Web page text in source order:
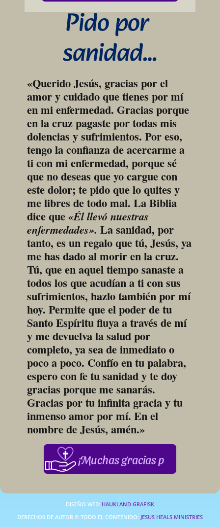
Pido por
sanidad…
«Querido Jesús, gracias por el
amor y cuidado que tienes por mí
en mi enfermedad. Gracias porque
en la cruz pagaste por todas mis
dolencias y sufrimientos. Por eso,
tengo la confianza de acercarme a
ti con mi enfermedad, porque sé
que no deseas que yo cargue con
este dolor; te pido que lo quites y
me libres de todo mal. La Biblia
dice que «Él llevó nuestras
enfermedades». La sanidad, por
tanto, es un regalo que tú, Jesús, ya
me has dado al morir en la cruz.
Tú, que en aquel tiempo sanaste a
todos los que acudían a ti con sus
sufrimientos, hazlo también por mí
hoy. Permite que el poder de tu
Santo Espíritu fluya a través de mí
y me devuelva la salud por
completo, ya sea de inmediato o
poco a poco. Confío en tu palabra,
espero con fe tu sanidad y te doy
gracias porque me sanarás.
Gracias por tu infinita gracia y tu
inmenso amor por mí. En el
nombre de Jesús, amén.»
¡Muchas gracias por su
DISEÑO WEB: HAUKLAND GRAFISK
DERECHOS DE AUTOR © TODO EL CONTENIDO: JESUS HEALS MINISTRIES